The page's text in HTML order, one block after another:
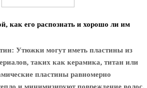
как его распознать и хорошо ли им
: Утюжки могут иметь пластины из
таких как керамика, титан или
пластины равномерно